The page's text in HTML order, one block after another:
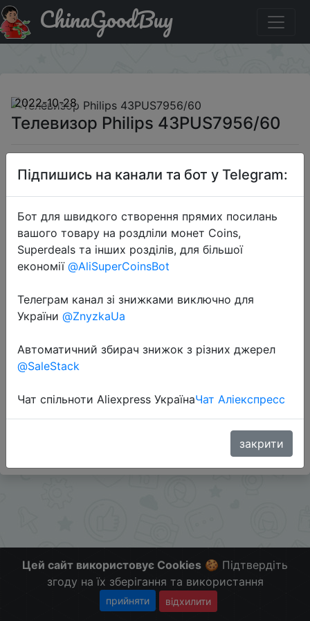
Знижка на Телевизор Philips 43PUS7956/60
ChinaGoodBuy
2022-10-28
Телевизор Philips 43PUS7956/60
29999 руб.
Sale
Перейти до магазину
#Mvideo #RU
@Skidkovozik - Отправить другу
Больше Скидок и Халявы в telegram
Цей сайт використовує Cookies 🍪 Підтвердіть
згоду на їх зберігання та використання
прийняти відхилити
Підпишись на канали та бот у Telegram:
Бот для швидкого створення прямих посилань
вашого товару на роздліли монет Coins,
Superdeals та інших розділів, для більшої
економії @AliSuperCoinsBot
Телеграм канал зі знижками виключно для
України @ZnyzkaUa
Автоматичний збирач знижок з різних джерел
@SaleStack
Чат спільноти Aliexpress УкраїнаЧат Аліекспресс
закрити